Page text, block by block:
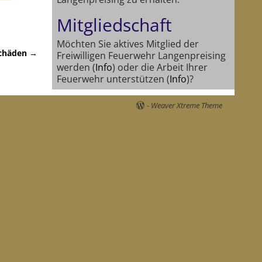
→
Mitgliedschaft
Möchten Sie aktives Mitglied der
Freiwilligen Feuerwehr Langenpreising
werden (Info) oder die Arbeit Ihrer
Feuerwehr unterstützen (Info)?
- Weaver Xtreme Theme